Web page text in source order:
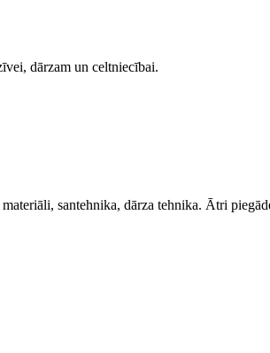
dārzam un celtniecībai.
santehnika, dārza tehnika. Ātri